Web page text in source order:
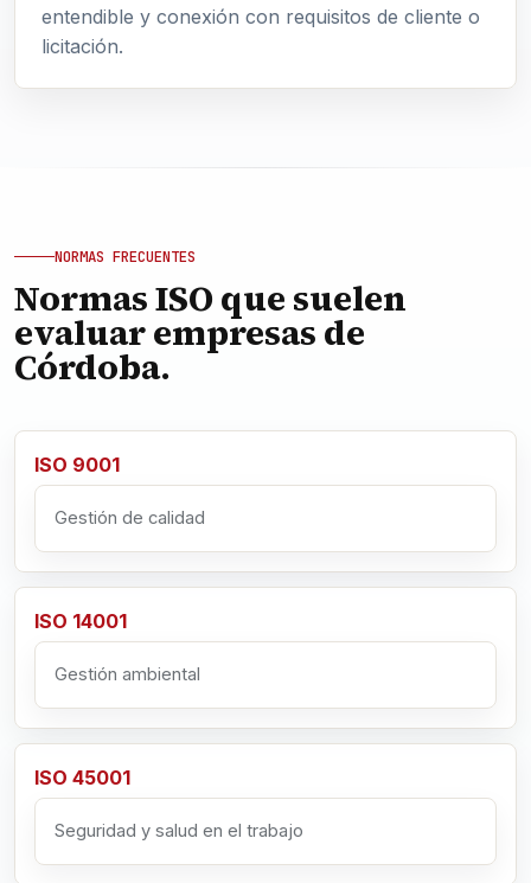
entendible y conexión con requisitos de cliente o
licitación.
NORMAS FRECUENTES
Normas ISO que suelen
evaluar empresas de
Córdoba.
ISO 9001
Gestión de calidad
ISO 14001
Gestión ambiental
ISO 45001
Seguridad y salud en el trabajo